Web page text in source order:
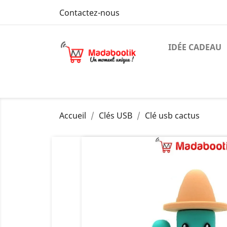
Contactez-nous
IDÉE CADEAU
Accueil Clés USB Clé usb cactus